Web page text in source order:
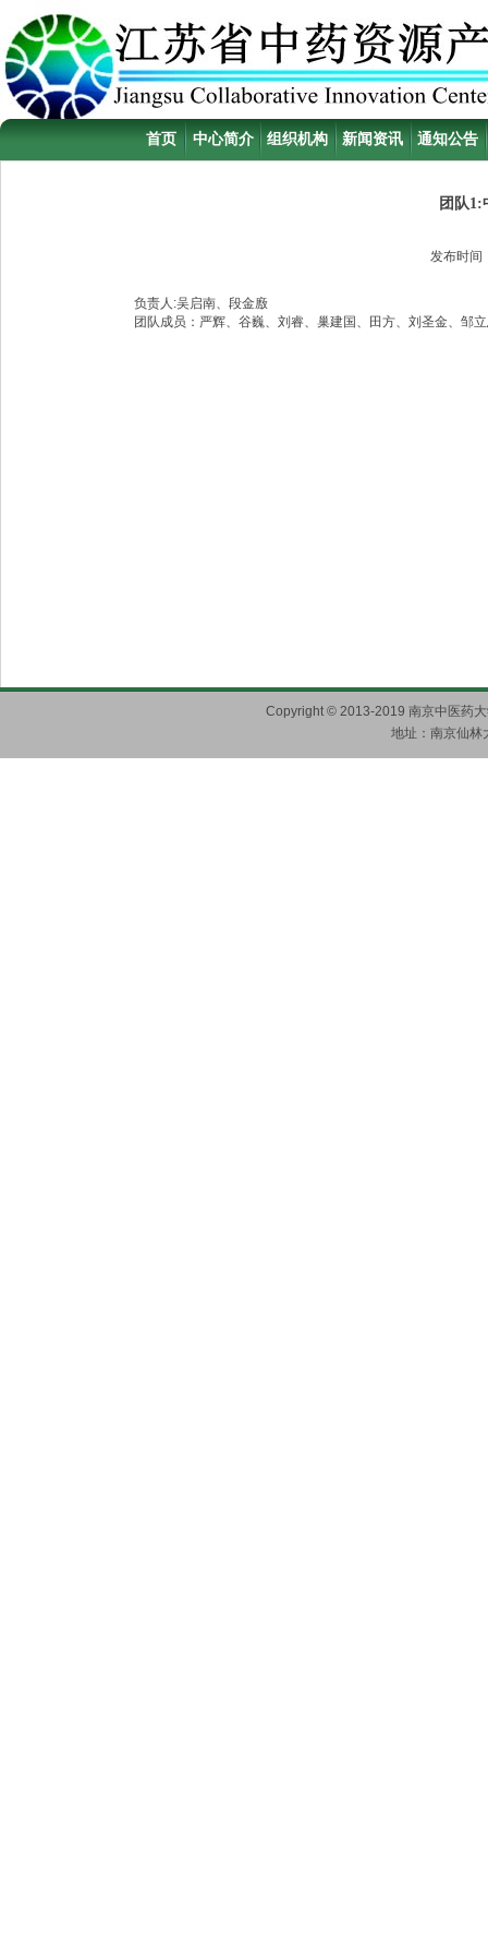
首页 中心简介 组织机构 新闻资讯 通知公告
团队1:
发布时
负责人:吴启南、段金廒
团队成员：严辉、谷巍、刘睿、巢建国、田方、刘圣金、邹
Copyright © 2013-2019 南京中医药
地址：南京仙林